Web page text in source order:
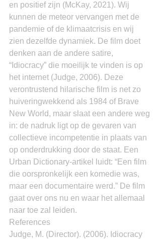
en positief zijn (McKay, 2021). Wij
kunnen de meteor vervangen met de
pandemie of de klimaatcrisis en wij
zien dezelfde dynamiek. De film doet
denken aan de andere satire,
“Idiocracy” die moeilijk te vinden is op
het internet (Judge, 2006). Deze
verontrustend hilarische film is net zo
huiveringwekkend als 1984 of Brave
New World, maar slaat een andere weg
in: de nadruk ligt op de gevaren van
collectieve incompetentie in plaats van
op onderdrukking door de staat. Een
Urban Dictionary-artikel luidt: “Een film
die oorspronkelijk een komedie was,
maar een documentaire werd.” De film
gaat over ons nu en waar het allemaal
naar toe zal leiden.
References
Judge, M. (Director). (2006). Idiocracy